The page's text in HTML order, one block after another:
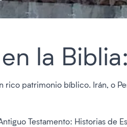
la
rico patrimonio bíblico. Irán, o
Testamento: Historias de